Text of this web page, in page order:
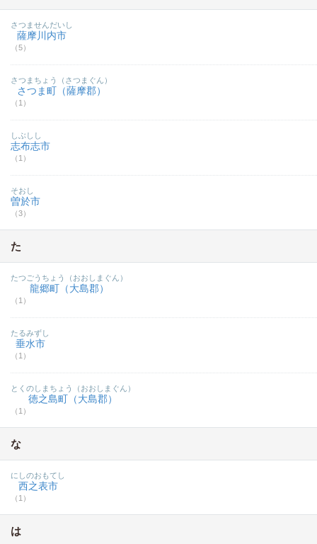
薩摩川内市
（5）
さつませんだいし
さつま町（薩摩郡）
（1）
さつまちょう（さつまぐん）
志布志市
（1）
しぶしし
曽於市
（3）
そおし
た
龍郷町（大島郡）
（1）
たつごうちょう（おおしまぐん）
垂水市
（1）
たるみずし
徳之島町（大島郡）
（1）
とくのしまちょう（おおしまぐん）
な
西之表市
（1）
にしのおもてし
は